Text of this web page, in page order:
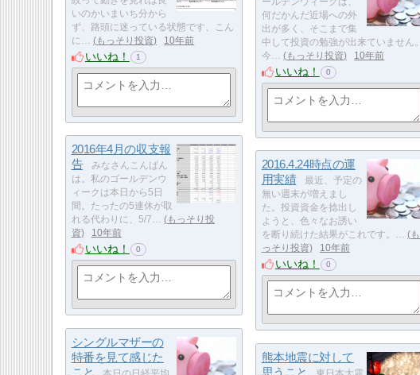
いのかいまいち分から
ず、路頭に迷っている状態です、こん
に…
もっそり投資 10年前
いいね！ 1
何だかんだ近場への外
出が多く、そこまで集
中して投資の勉強が出来ていません。
今…
もっそり投資 10年前
いいね！ 0
2016年4月の収支報
告
みなさんこんばん
は。私のゴールデンウ
ィークは本日から5日
間。たったの5連休が取
れる代わりに、5/7…
もっそり投
資
10年前
いいね！ 0
2016.4.24時点の運
用実績
最近、予定の
無い週末が増えまし
た。投資資金を捻出し
ようと、色々なお誘い
を断り続けた結果がこれです。…
も
っそり投資
10年前
いいね！ 0
シングルマザーの
特番を見て感じた
熊本地震に対して